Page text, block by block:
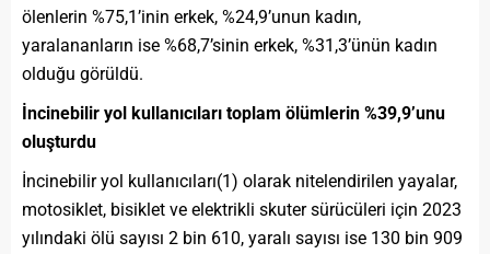
ölenlerin %75,1’inin erkek, %24,9’unun kadın,
yaralananların ise %68,7’sinin erkek, %31,3’ünün kadın
olduğu görüldü.
İncinebilir yol kullanıcıları toplam ölümlerin %39,9’unu
oluşturdu
İncinebilir yol kullanıcıları(1) olarak nitelendirilen yayalar,
motosiklet, bisiklet ve elektrikli skuter sürücüleri için 2023
yılındaki ölü sayısı 2 bin 610, yaralı sayısı ise 130 bin 909